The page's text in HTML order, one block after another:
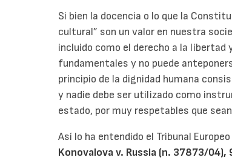
Si bien la docencia o lo que la
cultural” son un valor en nuestra
incluido como el derecho a la
fundamentales y no puede
principio de la dignidad humana
y nadie debe ser utilizado como
estado, por muy respetables que
Así lo ha entendido el Tribunal
Konovalova v. Russia (n. 37873/04),